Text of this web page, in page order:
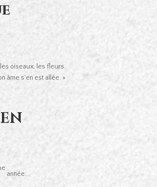
oiseaux, les fleurs.
âme s’en est allée. »
année.